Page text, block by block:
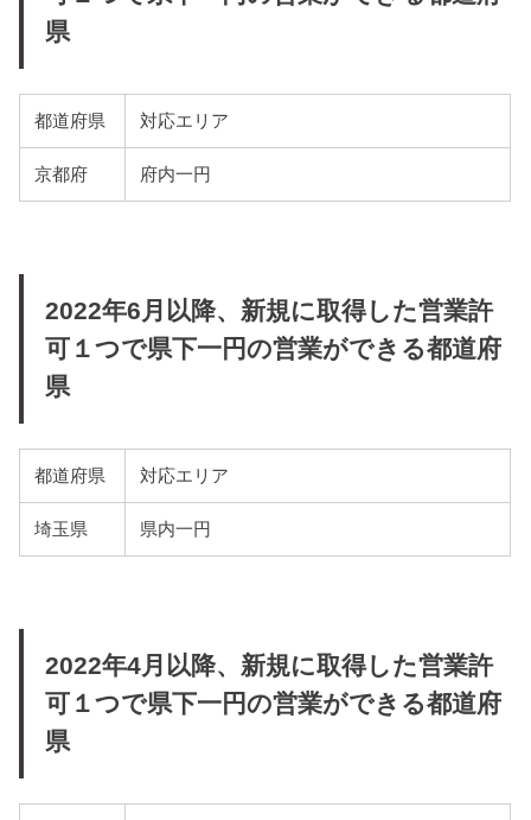
県
都道府県 対応エリア
京都府 府内一円
2022年6月以降、新規に取得した営業許
可１つで県下一円の営業ができる都道府
県
都道府県 対応エリア
埼玉県 県内一円
2022年4月以降、新規に取得した営業許
可１つで県下一円の営業ができる都道府
県